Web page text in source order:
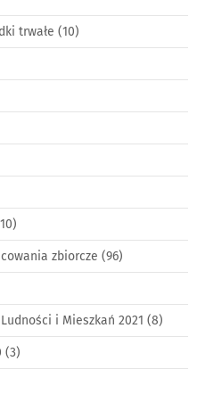
trwałe (10)
zbiorcze (96)
i Mieszkań 2021 (8)
(3)